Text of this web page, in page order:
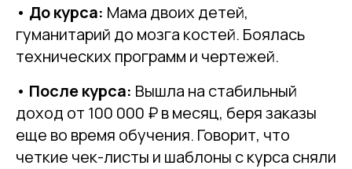
• До курса: Мама двоих детей,
гуманитарий до мозга костей. Боялась
технических программ и чертежей.
• После курса: Вышла на стабильный
доход от 100 000 ₽ в месяц, беря заказы
еще во время обучения. Говорит, что
четкие чек-листы и шаблоны с курса сняли